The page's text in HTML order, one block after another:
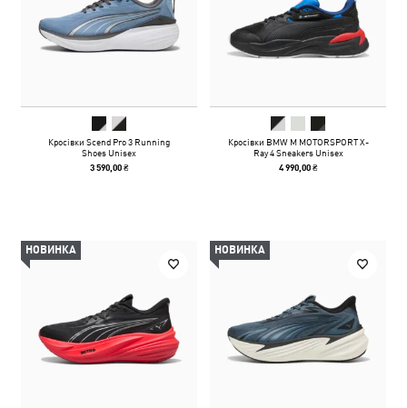
Кросівки Scend Pro 3 Running
Shoes Unisex
3 590,00 ₴
Кросівки BMW M MOTORSPORT X-
Ray 4 Sneakers Unisex
4 990,00 ₴
НОВИНКА НОВИНКА